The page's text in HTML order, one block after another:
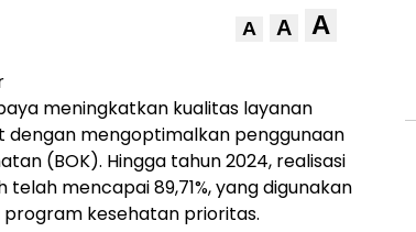
A A A
meningkatkan kualitas layanan
dengan mengoptimalkan penggunaan
(BOK). Hingga tahun 2024, realisasi
telah mencapai 89,71%, yang digunakan
kesehatan prioritas.